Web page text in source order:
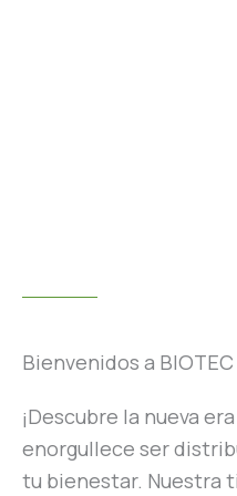
Bienvenidos a BIOTEC
¡Descubre la nueva
enorgullece ser
tu bienestar. Nuestra